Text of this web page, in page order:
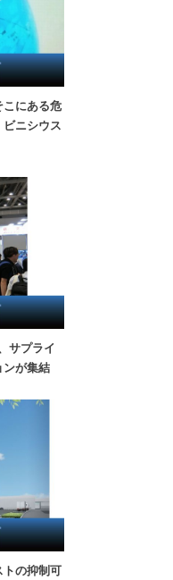
こにある危
ニシウス
サプライ
ンが集結
トの抑制可